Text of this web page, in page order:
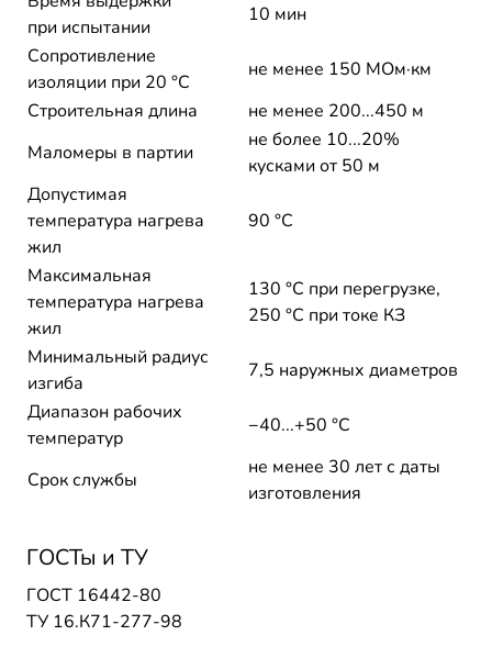
при испытании
10 мин
Сопротивление
изоляции при 20 °С
не менее 150 МОм·км
Строительная длина
не менее 200...450 м
Маломеры в партии
не более 10...20%
кусками от 50 м
Допустимая
температура нагрева
жил
90 °C
Максимальная
температура нагрева
жил
130 °C при перегрузке,
250 °C при токе КЗ
Минимальный радиус
изгиба
7,5 наружных диаметров
Диапазон рабочих
температур
−40...+50 °C
Срок службы
не менее 30 лет с даты
изготовления
ГОСТы и ТУ
ГОСТ 16442-80
ТУ 16.К71-277-98